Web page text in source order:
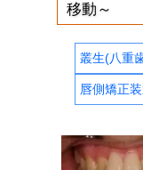
移動～
叢生(八重
唇側矯正